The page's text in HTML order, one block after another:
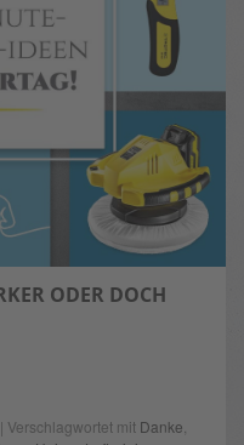
ODER DOCH
| Verschlagwortet mit Danke